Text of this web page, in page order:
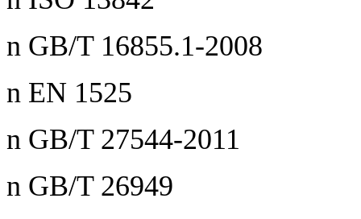
n GB/T 16855.1-2008
n EN 1525
n GB/T 27544-2011
n GB/T 26949